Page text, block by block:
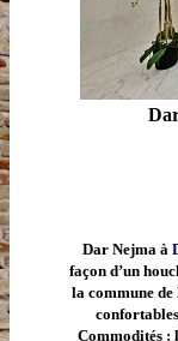
Dar Nejma à
façon d’un
la commune
Commodités :